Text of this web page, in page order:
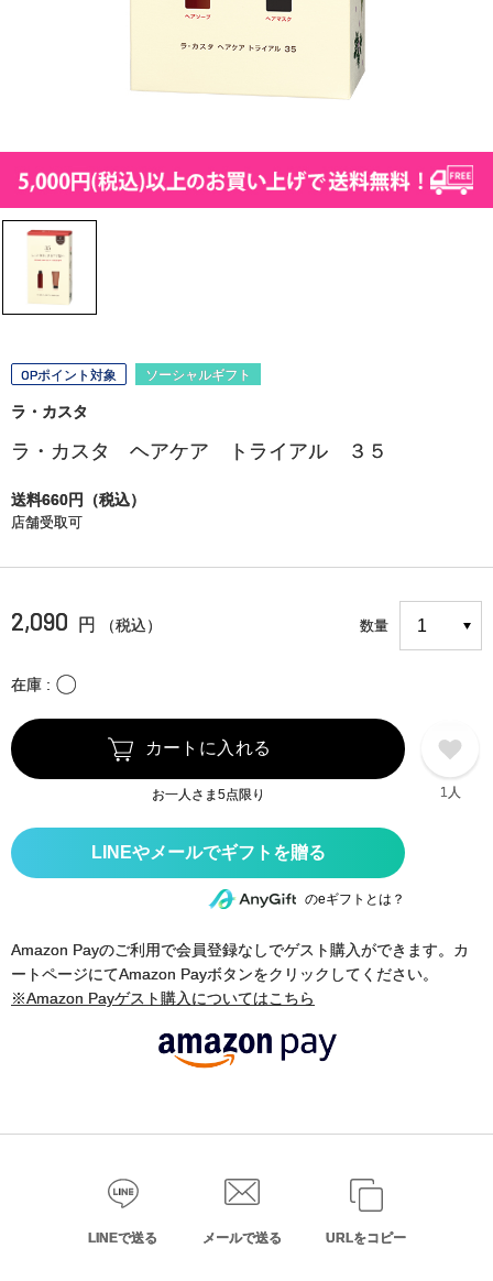
OPポイント対象 ソーシャルギフト
ラ・カスタ
ラ・カスタ ヘアケア トライアル ３５
送料660円（税込）
店舗受取可
2,090 円 （税込） 数量
在庫 〇
カートに入れる
お一人さま5点限り 1人
のeギフトとは？
Amazon Payのご利用で会員登録なしでゲスト購入ができます。カ
ートページにてAmazon Payボタンをクリックしてください。
※Amazon Payゲスト購入についてはこちら
LINEで送る メールで送る URLをコピー